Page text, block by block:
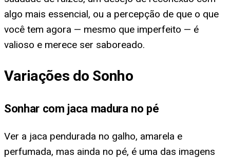
algo mais essencial, ou a percepção de que o que
você tem agora — mesmo que imperfeito — é
valioso e merece ser saboreado.
Variações do Sonho
Sonhar com jaca madura no pé
Ver a jaca pendurada no galho, amarela e
perfumada, mas ainda no pé, é uma das imagens